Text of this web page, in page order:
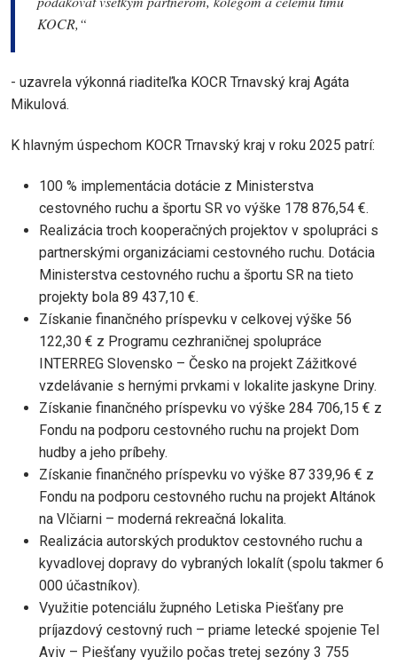
KOCR,“
- uzavrela výkonná riaditeľka KOCR Trnavský kraj Agáta
Mikulová.
K hlavným úspechom KOCR Trnavský kraj v roku 2025 patrí:
100 % implementácia dotácie z Ministerstva
cestovného ruchu a športu SR vo výške 178 876,54 €.
Realizácia troch kooperačných projektov v spolupráci s
partnerskými organizáciami cestovného ruchu. Dotácia
Ministerstva cestovného ruchu a športu SR na tieto
projekty bola 89 437,10 €.
Získanie finančného príspevku v celkovej výške 56
122,30 € z Programu cezhraničnej spolupráce
INTERREG Slovensko – Česko na projekt Zážitkové
vzdelávanie s hernými prvkami v lokalite jaskyne Driny.
Získanie finančného príspevku vo výške 284 706,15 € z
Fondu na podporu cestovného ruchu na projekt Dom
hudby a jeho príbehy.
Získanie finančného príspevku vo výške 87 339,96 € z
Fondu na podporu cestovného ruchu na projekt Altánok
na Vlčiarni – moderná rekreačná lokalita.
Realizácia autorských produktov cestovného ruchu a
kyvadlovej dopravy do vybraných lokalít (spolu takmer 6
000 účastníkov).
Využitie potenciálu župného Letiska Piešťany pre
príjazdový cestovný ruch – priame letecké spojenie Tel
Aviv – Piešťany využilo počas tretej sezóny 3 755